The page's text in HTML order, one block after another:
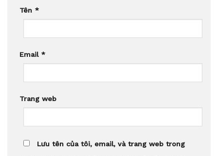
Tên *
Email *
Trang web
Lưu tên của tôi, email, và trang web trong